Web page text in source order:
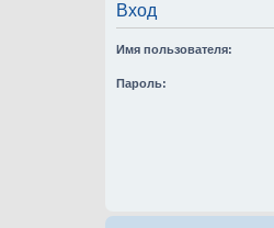
Вход
Имя пользователя:
Пароль: